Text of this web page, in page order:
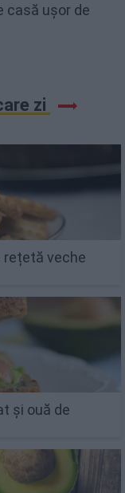
casă ușor de
zi
rețetă veche
și ouă de